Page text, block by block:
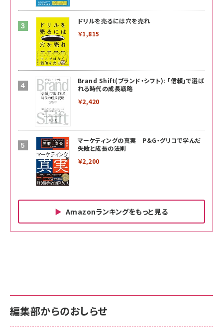
ドリルを売るには穴を売れ
￥1,815
Brand Shift(ブランド・シフト): 「信頼」で選ば
れる時代の成長戦略
￥2,420
マーケティングの真実 P&G・グリコで学んだ
失敗と成長の法則
￥2,200
Amazonランキングをもっと見る
￥880
anan(アンアン)2026/06/24号 No.2500増刊
スペシャルエディション[王道エンタメの矜持／
サポート正規品 メーカー保証5年 KLMEA128G
NIMASO ガラスフィルム iPhone 17 用 保護フィ
サポート正規品 メーカー保証5年 KLMEA128G
Amazon eギフトカード - Amazonロゴ - クラ
編集部からのおしらせ